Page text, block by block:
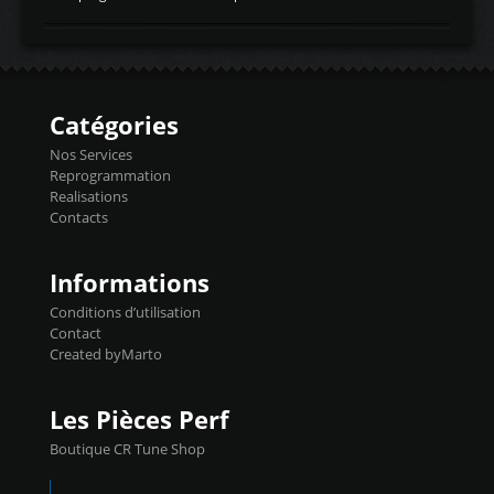
d'admissiontemp ex. pour atmo -30- 80°C
temperaturetemperature ldr moteurtemp
Injecteurs + Flashpro 1370€ TTC Le
précise et performante. Vous pourrez
basculer de la carto sans plomb à Ethanol à
l'aide du flashpro OPTION ECONOMIQUES
Reprog SP 98 sur le calculateur d'origine
450€ TTC Un gain d'environ 10cv et 15nm
Catégories
Nos Services
Reprogrammation
Realisations
Contacts
Informations
Conditions d’utilisation
Contact
Created byMarto
Les Pièces Perf
Boutique CR Tune Shop